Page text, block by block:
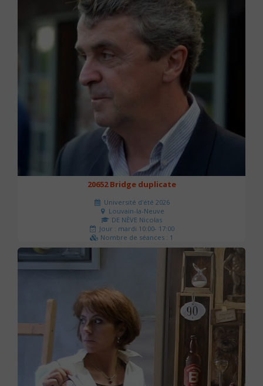
20652 Bridge duplicate
Université d'été 2026
Louvain-la-Neuve
DE NÈVE Nicolas
Jour : mardi 10:00- 17:00
Nombre de séances : 1
50 €